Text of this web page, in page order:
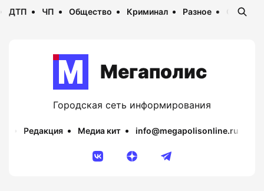
ДТП ЧП Общество Криминал Разное
Мегаполис
Городская сеть информирования
Редакция Медиа кит info@megapolisonline.ru